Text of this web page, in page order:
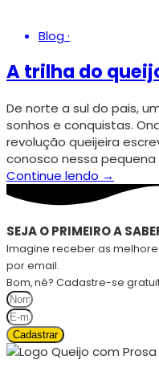
Blog·
A trilha do
De norte a sul do pais,
sonhos e conquistas.
revolução queijeira
conosco nessa pequena
Continue lendo →
SEJA O PRIMEIRO A
Imagine receber as
por email.
Bom, né? Cadastre-se
Cadastrar